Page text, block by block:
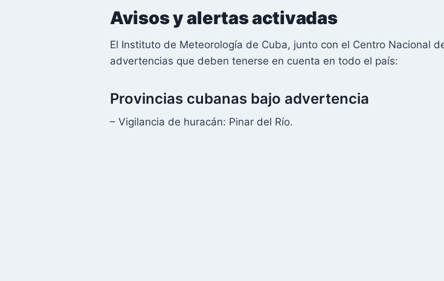
Avisos y alertas activadas
El Instituto de Meteorología de Cuba, junto con el Centro Nacional
advertencias que deben tenerse en cuenta en todo el país:
Provincias cubanas bajo advertencia
– Vigilancia de huracán: Pinar del Río.